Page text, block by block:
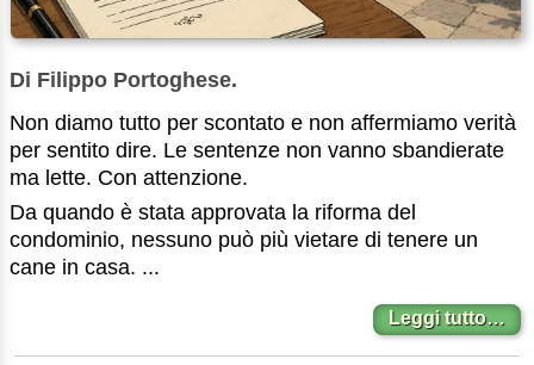
Di Filippo Portoghese.
Non diamo tutto per scontato e non affermiamo verità
per sentito dire. Le sentenze non vanno sbandierate
ma lette. Con attenzione.
Da quando è stata approvata la riforma del
condominio, nessuno può più vietare di tenere un
cane in casa. ...
Leggi tutto…